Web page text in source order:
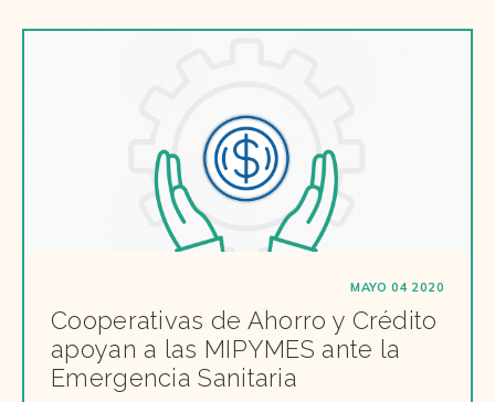
MAYO 04 2020
Cooperativas de Ahorro y Crédito
apoyan a las MIPYMES ante la
Emergencia Sanitaria